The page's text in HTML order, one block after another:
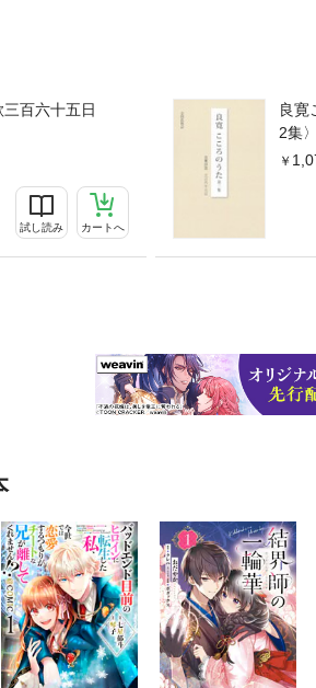
百六十五日
試し読み カートへ
良寛
2集〉